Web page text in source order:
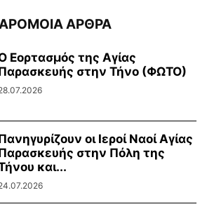
ΑΡΘΡΑ
Εορτασμός της Αγίας
στην Τήνο (ΦΩΤΟ)
οι Ιεροί Ναοί Αγίας
στην Πόλη της
και...